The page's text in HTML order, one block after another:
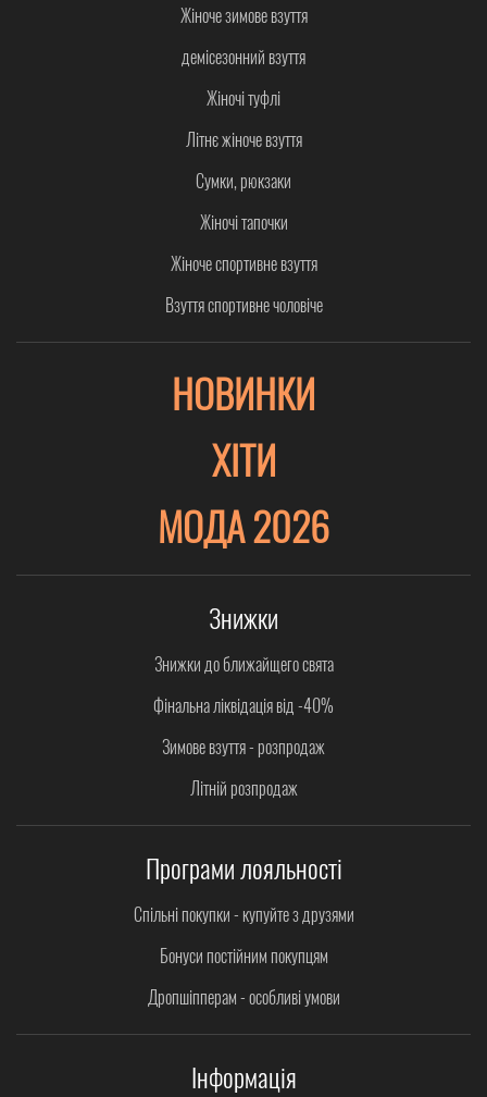
Жіноче зимове взуття
демісезонний взуття
Жіночі туфлі
Літнє жіноче взуття
Сумки, рюкзаки
Жіночі тапочки
Жіноче спортивне взуття
Взуття спортивне чоловіче
НОВИНКИ
ХІТИ
МОДА 2026
Знижки
Знижки до ближайщего свята
Фінальна ліквідація від -40%
Зимове взуття - розпродаж
Літній розпродаж
Програми лояльності
Спільні покупки - купуйте з друзями
Бонуси постійним покупцям
Дропшіпперам - особливі умови
Інформація